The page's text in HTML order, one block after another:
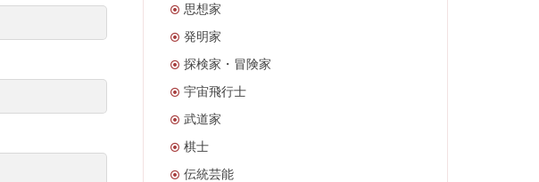
思想家
発明家
探検家・冒険家
宇宙飛行士
武道家
棋士
伝統芸能